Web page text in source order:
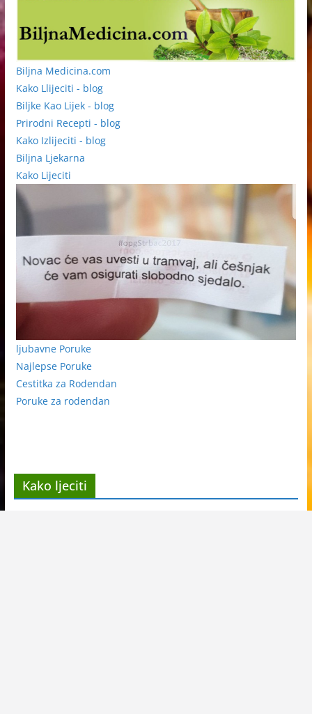
Biljna Medicina.com
Kako Llijeciti - blog
Biljke Kao Lijek - blog
Prirodni Recepti - blog
Kako Izlijeciti - blog
Biljna Ljekarna
Kako Lijeciti
ljubavne Poruke
Najlepse Poruke
Cestitka za Rodendan
Poruke za rodendan
Kako ljeciti